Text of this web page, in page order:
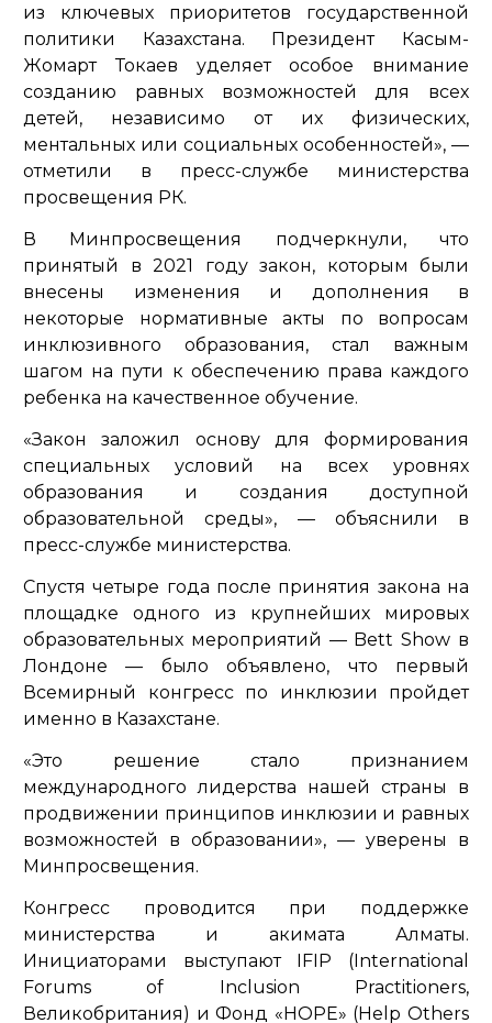
из ключевых приоритетов государственной
политики Казахстана. Президент Касым-
Жомарт Токаев уделяет особое внимание
созданию равных возможностей для всех
детей, независимо от их физических,
ментальных или социальных особенностей», —
отметили в пресс-службе министерства
просвещения РК.
В Минпросвещения подчеркнули, что
принятый в 2021 году закон, которым были
внесены изменения и дополнения в
некоторые нормативные акты по вопросам
инклюзивного образования, стал важным
шагом на пути к обеспечению права каждого
ребенка на качественное обучение.
«Закон заложил основу для формирования
специальных условий на всех уровнях
образования и создания доступной
образовательной среды», — объяснили в
пресс-службе министерства.
Спустя четыре года после принятия закона на
площадке одного из крупнейших мировых
образовательных мероприятий — Bett Show в
Лондоне — было объявлено, что первый
Всемирный конгресс по инклюзии пройдет
именно в Казахстане.
«Это решение стало признанием
международного лидерства нашей страны в
продвижении принципов инклюзии и равных
возможностей в образовании», — уверены в
Минпросвещения.
Конгресс проводится при поддержке
министерства и акимата Алматы.
Инициаторами выступают IFIP (International
Forums of Inclusion Practitioners,
Великобритания) и Фонд «HOPE» (Help Others